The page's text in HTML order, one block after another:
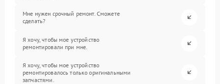
Мне нужен срочный ремонт. Сможете
сделать?
Я хочу, чтобы мое устройство
ремонтировали при мне.
Я хочу, чтобы мое устройство
ремонтировалось только оригинальными
запчастями.